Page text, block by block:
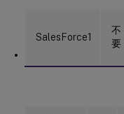
SalesForce1
不
要